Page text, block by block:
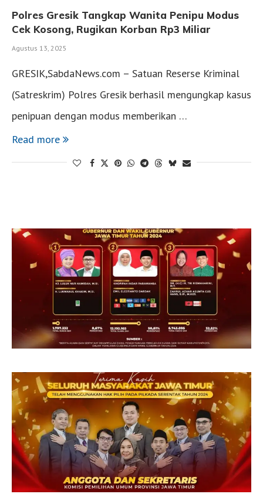
Polres Gresik Tangkap Wanita Penipu Modus
Cek Kosong, Rugikan Korban Rp3 Miliar
Agustus 13, 2025
GRESIK,SabdaNews.com – Satuan Reserse Kriminal
(Satreskrim) Polres Gresik berhasil mengungkap kasus
penipuan dengan modus memberikan …
Read more